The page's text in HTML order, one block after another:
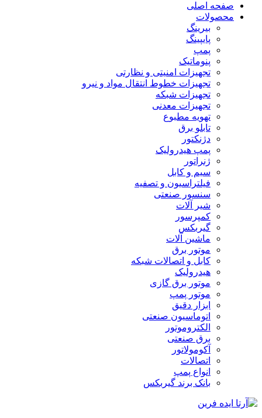
صفحه اصلی
محصولات
بیرینگ
پایپینگ
پمپ
پنوماتیک
تجهیزات امنیتی و نظارتی
تجهیزات خطوط انتقال مواد و نیرو
تجهیزات شبکه
تجهیزات معدنی
تهویه مطبوع
تابلو برق
دژنکتور
پمپ هیدرولیک
ژنراتور
سیم و کابل
فیلتراسیون و تصفیه
سنسور صنعتی
شیر آلات
کمپرسور
گیربکس
ماشین آلات
موتور برق
کابل و اتصالات شبکه
هیدرولیک
موتور برق گازی
موتور پمپ
ابزار دقیق
اتوماسیون صنعتی
الکتروموتور
برق صنعتی
آکومولاتور
اتصالات
انواع پمپ
بانک برند گیربکس